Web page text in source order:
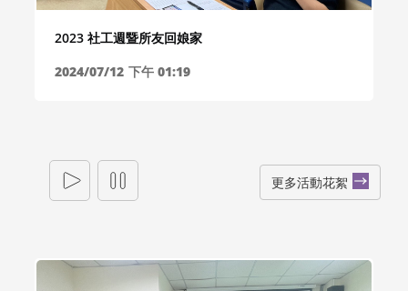
2023 社工週暨所友回娘家
2024/07/12 下午 01:19
更多活動花絮